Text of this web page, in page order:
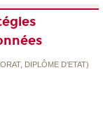
DIPLÔME D'ETAT)